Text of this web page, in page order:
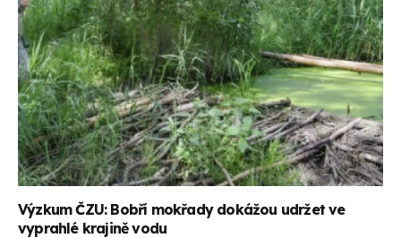
Výzkum ČZU: Bobří mokřady dokážou udržet ve
vyprahlé krajině vodu